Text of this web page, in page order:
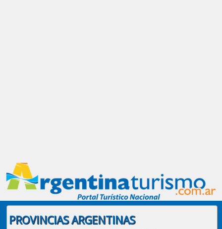
PROVINCIAS ARGENTINAS